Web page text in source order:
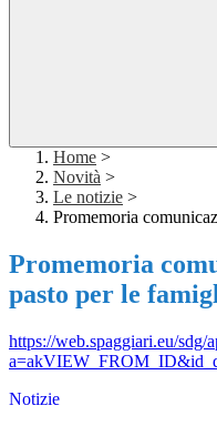
Home >
Novità >
Le notizie >
Promemoria
Promemoria
pasto per le
https://web.spaggiari.eu/sdg/
Notizie